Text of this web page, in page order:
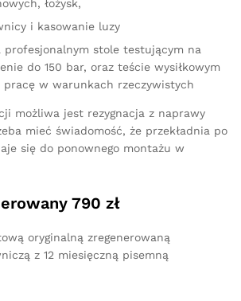
łożysk,
i kasowanie luzy
profesjonalnym stole testującym na
do 150 bar, oraz teście wysiłkowym
pracę w warunkach rzeczywistych
możliwa jest rezygnacja z naprawy
mieć świadomość, że przekładnia po
się do ponownego montażu w
790 zł
oryginalną zregenerowaną
z 12 miesięczną pisemną